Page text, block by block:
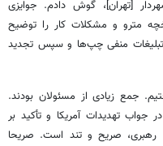
[تهران]، گوش دادم. جوایزی
مترو و مشکلات کار را توضیح
منفی چپ‌ها و سپس تجدید
جمع زیادی از مسئولان بودند.
تهدیدات آمریکا و تأکید بر
رهبری، صریح و تند است. صریحا